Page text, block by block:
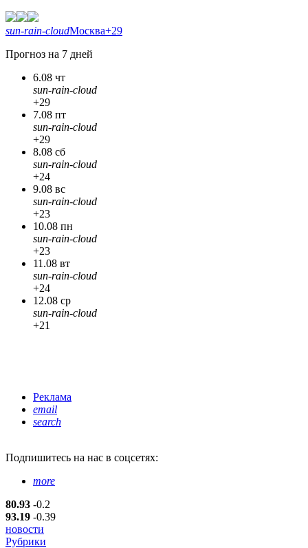
sun-rain-cloudМосква+29
Прогноз на 7 дней
6.08 чт
sun-rain-cloud
+29
7.08 пт
sun-rain-cloud
+29
8.08 сб
sun-rain-cloud
+24
9.08 вс
sun-rain-cloud
+23
10.08 пн
sun-rain-cloud
+23
11.08 вт
sun-rain-cloud
+24
12.08 ср
sun-rain-cloud
+21
Реклама
email
search
Подпишитесь на нас в соцсетях:
more
80.93 -0.2
93.19 -0.39
новости
Рубрики